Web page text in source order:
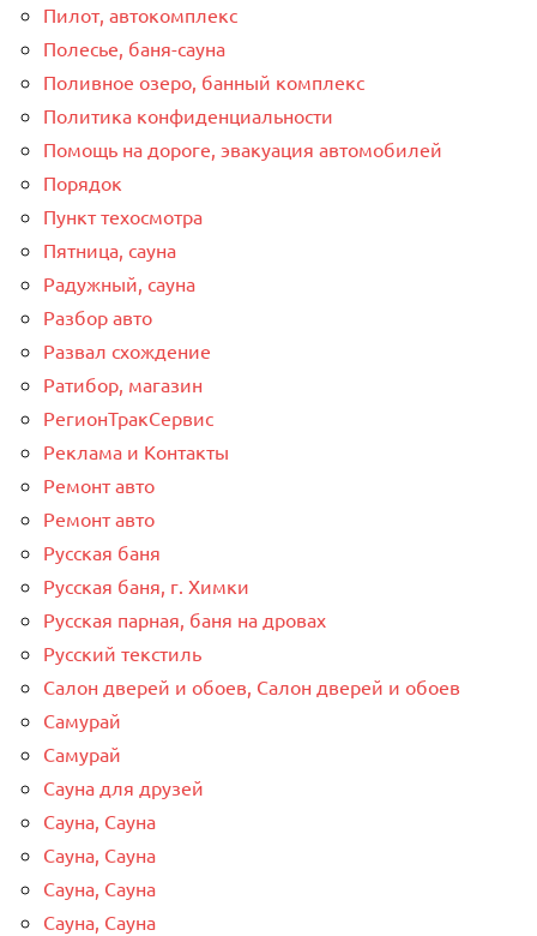
Пилот, автокомплекс
Полесье, баня-сауна
Поливное озеро, банный комплекс
Политика конфиденциальности
Помощь на дороге, эвакуация автомобилей
Порядок
Пункт техосмотра
Пятница, сауна
Радужный, сауна
Разбор авто
Развал схождение
Ратибор, магазин
РегионТракСервис
Реклама и Контакты
Ремонт авто
Ремонт авто
Русская баня
Русская баня, г. Химки
Русская парная, баня на дровах
Русский текстиль
Салон дверей и обоев, Салон дверей и обоев
Самурай
Самурай
Сауна для друзей
Сауна, Сауна
Сауна, Сауна
Сауна, Сауна
Сауна, Сауна